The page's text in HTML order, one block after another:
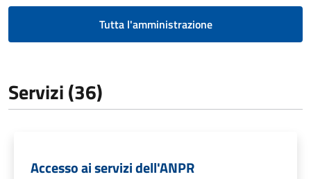
Tutta l'amministrazione
Servizi (36)
Accesso ai servizi dell'ANPR